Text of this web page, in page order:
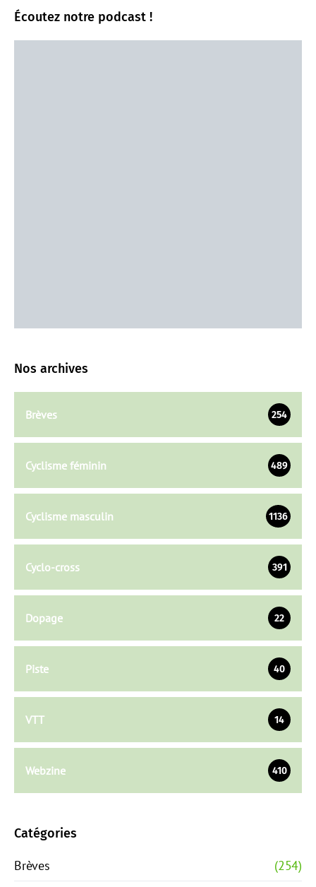
Écoutez notre podcast !
Nos archives
Brèves 254
Cyclisme féminin 489
Cyclisme masculin 1136
Cyclo-cross 391
Dopage 22
Piste 40
VTT 14
Webzine 410
Catégories
Brèves
(254)